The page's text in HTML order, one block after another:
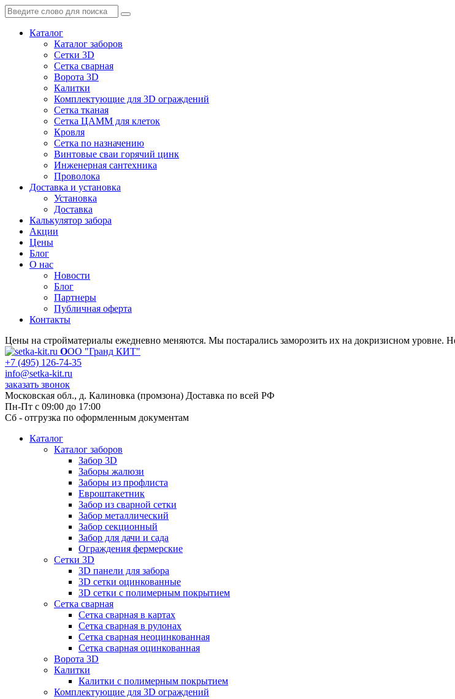
Каталог
Каталог заборов
Сетки 3D
Сетка сварная
Ворота 3D
Калитки
Комплектующие для 3D ограждений
Сетка тканая
Сетка ЦАММ для клеток
Кровля
Сетка по назначению
Винтовые сваи горячий цинк
Инженерная сантехника
Проволока
Доставка и установка
Установка
Доставка
Калькулятор забора
Акции
Цены
Блог
О нас
Новости
Блог
Партнеры
Публичная оферта
Контакты
Цены на стройматериалы ежедневно меняются. Мы постарались заморозить их на докризисном уровне.
ООО "Гранд КИТ"
+7 (495) 126-74-35
info@setka-kit.ru
заказать звонок
Московская обл., д. Калиновка (промзона) Доставка по всей РФ
Пн-Пт с 09:00 до 17:00
Сб - отгрузка по оформленным документам
Каталог
Каталог заборов
Забор 3D
Заборы жалюзи
Заборы из профлиста
Евроштакетник
Забор из сварной сетки
Забор металлический
Забор секционный
Забор для дачи и сада
Ограждения фермерские
Сетки 3D
3D панели для забора
3D сетки оцинкованные
3D сетки с полимерным покрытием
Сетка сварная
Сетка сварная в картах
Сетка сварная в рулонах
Сетка сварная неоцинкованная
Сетка сварная оцинкованная
Ворота 3D
Калитки
Калитки с полимерным покрытием
Комплектующие для 3D ограждений